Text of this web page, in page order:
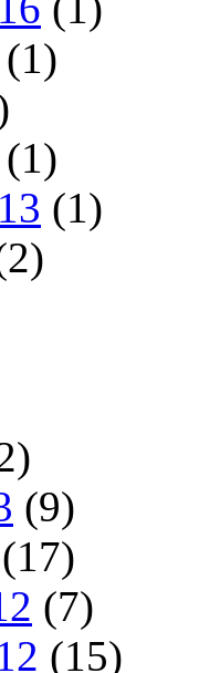
(1)
(1)
(1)
(9)
(17)
(7)
(15)